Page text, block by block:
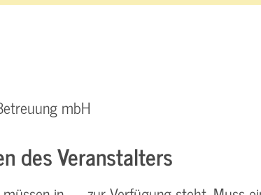
mbH
des Veranstalters